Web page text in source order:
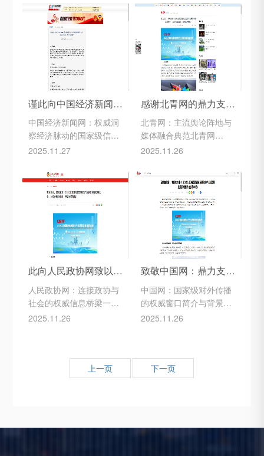
共青团中央主管、中国青
年报社主办的中央重点新
闻网站，成立于2000年5
月15日，是党和国家在互
联网领域面向青年的主流
舆论阵地，也是国内最早
服务青年群体的综合性网
络平台之一。作为“青年一
代获取信息的主渠道、表
达诉求的主平台
主办的中央重点新闻网
站，2007年11月正式上
线，定位为“全球视野、中
国立场、专业精神、民生
情怀”的多语种全媒体国际
传播平台。其成立背景源
于国家加强国际传播能力
建设的战略需求，旨在依
托人民网的权威背景，构
建一个兼具深度与
谨此向中国经济新闻网致以最崇高的敬意与诚挚谢忱！由衷感谢贵网对2026上海国际智慧医疗产业展暨创新发展大会这一前沿科技盛会的倾力支持，以及所给予的深度聚焦报道与传播助力！
中国经济新闻网：权威洞
察经济脉动的国家级信息
平台简介与背景中国经济
（www.cet.com.cn）是由
国务院发展研究中心主
管、中国经济时报社主办
的国家级经济新闻资讯平
台，自2003年上线以来，
始终以“传递权威经济信
息、解读深度政策内涵、
服务经济社会发展”为使
命。依托国务院发展研究
中心的高端智库资源及中
国经济时报
2025.11.27
感谢北青网的鼎力支持！2026上海国际智慧医疗产业展暨创新发展大会，精彩不容错过！
北青网：主流舆论阵地与
媒体融合典范北青网
（www.ynet.com）是由北
闻资讯平台，成立于2000
年，是中国最早的新闻门
户网站之一，也是传统媒
体与新媒体融合发展的标
杆。依托北京青年报60余
年的媒体积淀，北青网
以“传播主流价值，服务大
众生活”为定位，构建了涵
盖时政、社会、文化、科
技、体育、健康等
2025.11.26
此向人民政协网致以最崇高的敬意与诚挚的感谢！衷心感谢贵网对2026上海国际智慧医疗产业展暨创新发展大会这一前沿科技盛会所给予的鼎力支持，以及进行的深度报道与传播推动。请生成为短语且具有吸引力的标题
人民政协网：连接政协与
社会的权威信息桥梁一、
网站简介人民政协网是由
协商会议全国委员会面向
社会各界的重要信息发布
2025.11.26
致敬中国网：鼎力支持2026上海国际智慧医疗产业展，深度报道提升大会影响力与公众认知
中国网：国家级对外传播
的权威窗口简介与背景中
国网
业局（中国国际传播集
团）管理的国家级重点新
2025.11.26
上一页 下一页